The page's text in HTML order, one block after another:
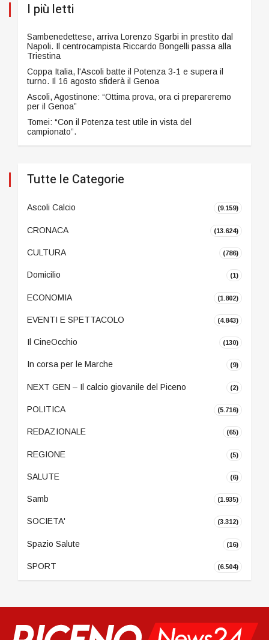
I più letti
Sambenedettese, arriva Lorenzo Sgarbi in prestito dal
Napoli. Il centrocampista Riccardo Bongelli passa alla
Triestina
Coppa Italia, l'Ascoli batte il Potenza 3-1 e supera il
turno. Il 16 agosto sfiderà il Genoa
Ascoli, Agostinone: “Ottima prova, ora ci prepareremo
per il Genoa”
Tomei: “Con il Potenza test utile in vista del
campionato”.
Tutte le Categorie
Ascoli Calcio (9.159)
CRONACA (13.624)
CULTURA (786)
Domicilio (1)
ECONOMIA (1.802)
EVENTI E SPETTACOLO (4.843)
Il CineOcchio (130)
In corsa per le Marche (9)
NEXT GEN – Il calcio giovanile del Piceno (2)
POLITICA (5.716)
REDAZIONALE (65)
REGIONE (5)
SALUTE (6)
Samb (1.935)
SOCIETA' (3.312)
Spazio Salute (16)
SPORT (6.504)